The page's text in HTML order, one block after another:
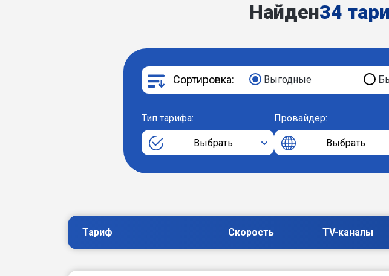
Найден34
Сортировка: Выгодные
Тип тарифа:
Выбрать
Провайдер:
Выбрать
Тариф Скорость TV-каналы